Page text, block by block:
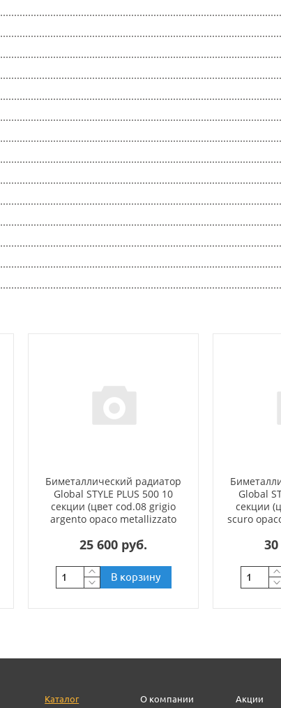
Биметаллический радиатор
Global STYLE PLUS 500 10
секции (цвет cod.08 grigio
argento opaco metallizzato
25 600 руб.
В корзину
Global
секции
scuro
Каталог О компании Акции